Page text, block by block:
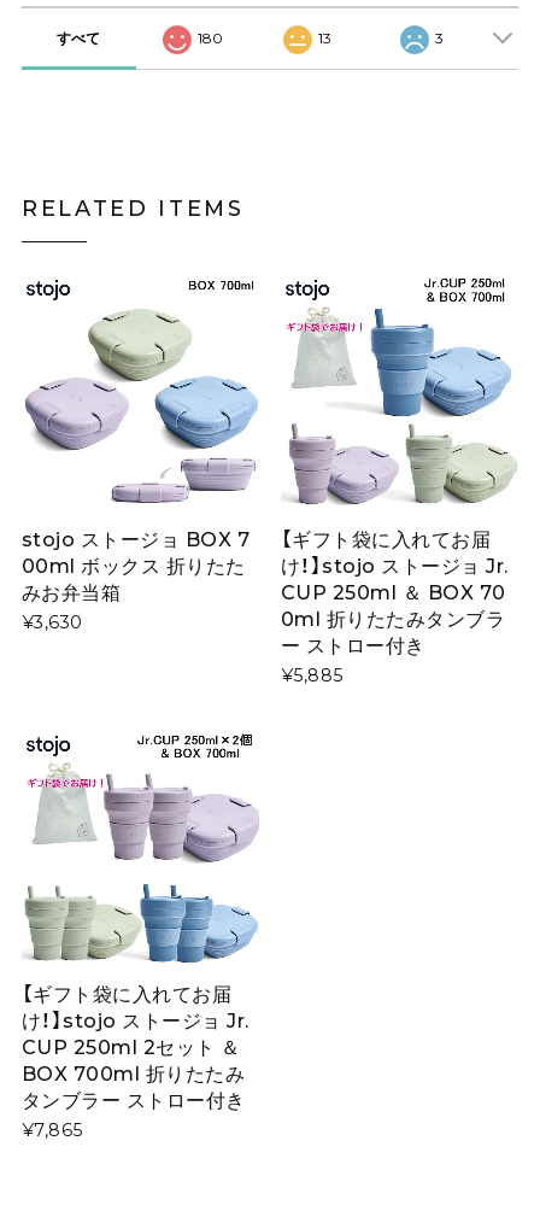
すべて 180 13 3
RELATED ITEMS
stojo ストージョ BOX 7
00ml ボックス 折りたた
みお弁当箱
¥3,630
【ギフト袋に入れてお届
け！】stojo ストージョ Jr.
CUP 250ml ＆ BOX 70
0ml 折りたたみタンブラ
ー ストロー付き
¥5,885
【ギフト袋に入れてお届
け！】stojo ストージョ Jr.
CUP 250ml 2セット ＆
BOX 700ml 折りたたみ
タンブラー ストロー付き
¥7,865